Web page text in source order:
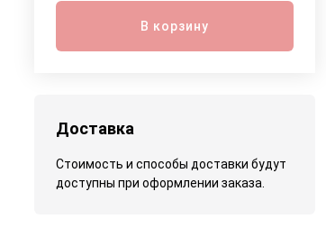
В корзину
Доставка
Стоимость и способы доставки будут
доступны при оформлении заказа.